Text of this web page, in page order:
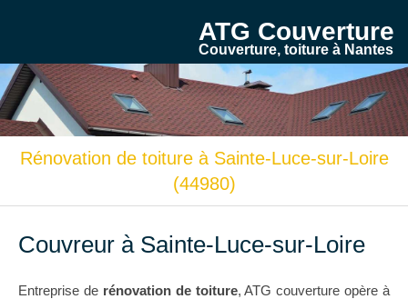
ATG Couverture
Couverture, toiture à Nantes
Rénovation de toiture à Sainte-Luce-sur-Loire
(44980)
Couvreur à Sainte-Luce-sur-Loire
Entreprise de rénovation de toiture, ATG couverture opère à